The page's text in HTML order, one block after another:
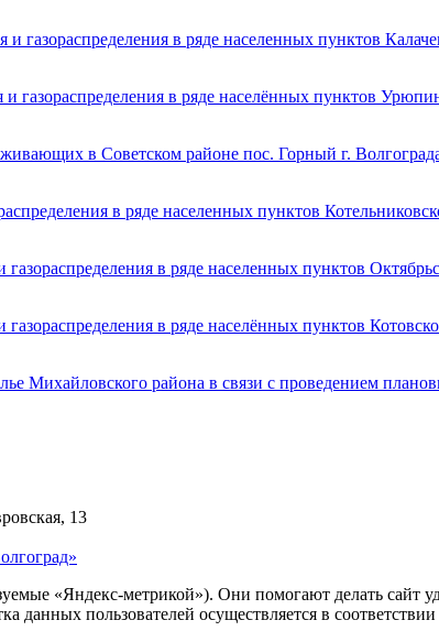
в ряде населенных пунктов
в ряде населённых пунктов
в Советском районе пос. Горный г.
в ряде населенных пунктов
в ряде населенных пунктов
в ряде населённых пунктов
Михайловского района в связи с проведением
13
«Яндекс-метрикой»). Они помогают делать сайт
данных пользователей осуществляется в соответствии